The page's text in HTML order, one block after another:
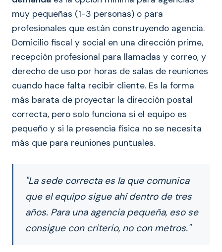
muy pequeñas (1-3 personas) o para
profesionales que están construyendo agencia.
Domicilio fiscal y social en una dirección prime,
recepción profesional para llamadas y correo, y
derecho de uso por horas de salas de reuniones
cuando hace falta recibir cliente. Es la forma
más barata de proyectar la dirección postal
correcta, pero solo funciona si el equipo es
pequeño y si la presencia física no se necesita
más que para reuniones puntuales.
"La sede correcta es la que comunica
que el equipo sigue ahí dentro de tres
años. Para una agencia pequeña, eso se
consigue con criterio, no con metros."